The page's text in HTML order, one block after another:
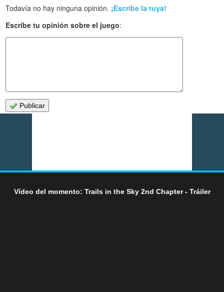
Todavía no hay ninguna opinión. ¡Escribe la tuya!
Escribe tu opinión sobre el juego:
Publicar
Vídeo del momento: Trails in the Sky 2nd Chapter - Tráiler